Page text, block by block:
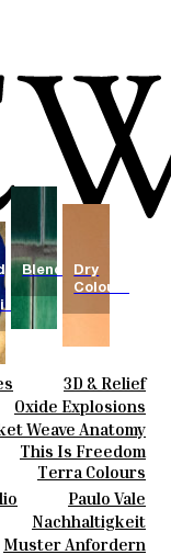
3D & Relief
Parquet Bisque
Elisa Passino
Paulo Vale
Oxide Explosions
Vintage Metallics
Dry Colours
Terra Colours
Weave Anatomy
This Is Freedom
Paulo Vale
Nachhaltigkeit
Vermächtnis
Muster Anfordern
Blends
Dry
Colours